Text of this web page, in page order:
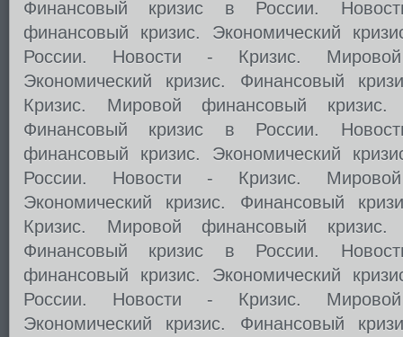
Финансовый кризис в России.
финансовый кризис. Экономический
России. Новости - Кризис.
Экономический кризис. Финансовый
Кризис. Мировой финансовый кризис.
Финансовый кризис в России.
финансовый кризис. Экономический
России. Новости - Кризис.
Экономический кризис. Финансовый
Кризис. Мировой финансовый кризис.
Финансовый кризис в России.
финансовый кризис. Экономический
России. Новости - Кризис.
Экономический кризис. Финансовый